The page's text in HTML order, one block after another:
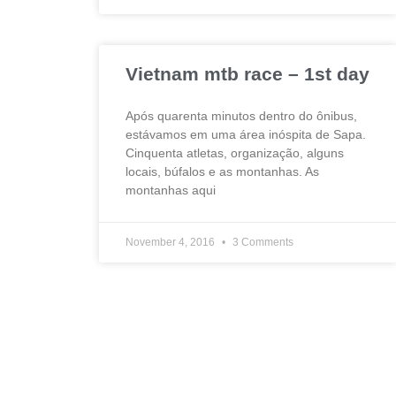
Vietnam mtb race – 1st day
Após quarenta minutos dentro do ônibus,
estávamos em uma área inóspita de Sapa.
Cinquenta atletas, organização, alguns
locais, búfalos e as montanhas. As
montanhas aqui
November 4, 2016 3 Comments